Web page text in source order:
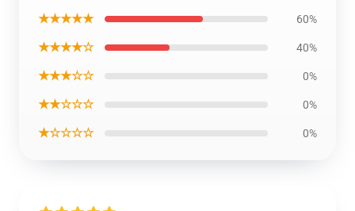
★★★★★ 60%
★★★★☆ 40%
★★★☆☆ 0%
★★☆☆☆ 0%
★☆☆☆☆ 0%